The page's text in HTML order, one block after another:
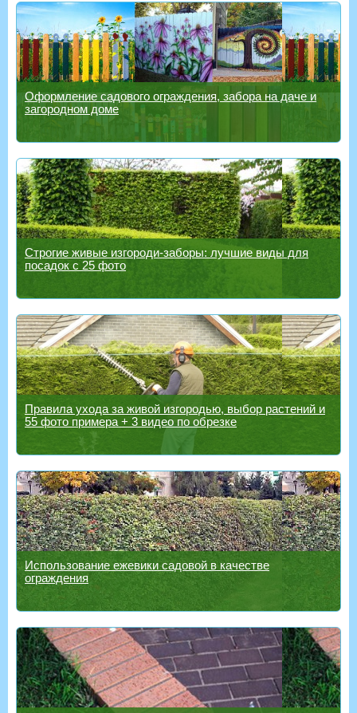
Оформление садового ограждения, забора на даче и
загородном доме
Строгие живые изгороди-заборы: лучшие виды для
посадок с 25 фото
Правила ухода за живой изгородью, выбор растений и
55 фото примера + 3 видео по обрезке
Использование ежевики садовой в качестве
ограждения